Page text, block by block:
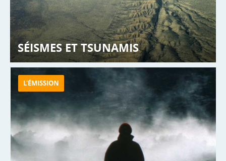
SÉISMES ET TSUNAMIS
LA DÉMARCHE SCIENTIFIQUE
L'ÉMISSION